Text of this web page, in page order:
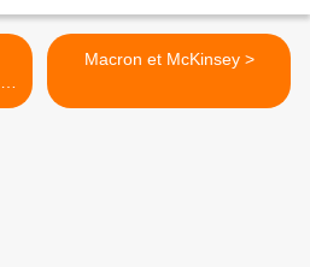
-
Macron et McKinsey >